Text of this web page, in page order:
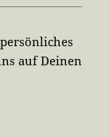
auf Deinen